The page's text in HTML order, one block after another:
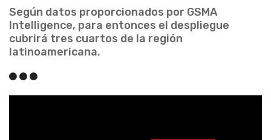
Según datos proporcionados por GSMA
Intelligence, para entonces el despliegue
cubrirá tres cuartos de la región
latinoamericana.